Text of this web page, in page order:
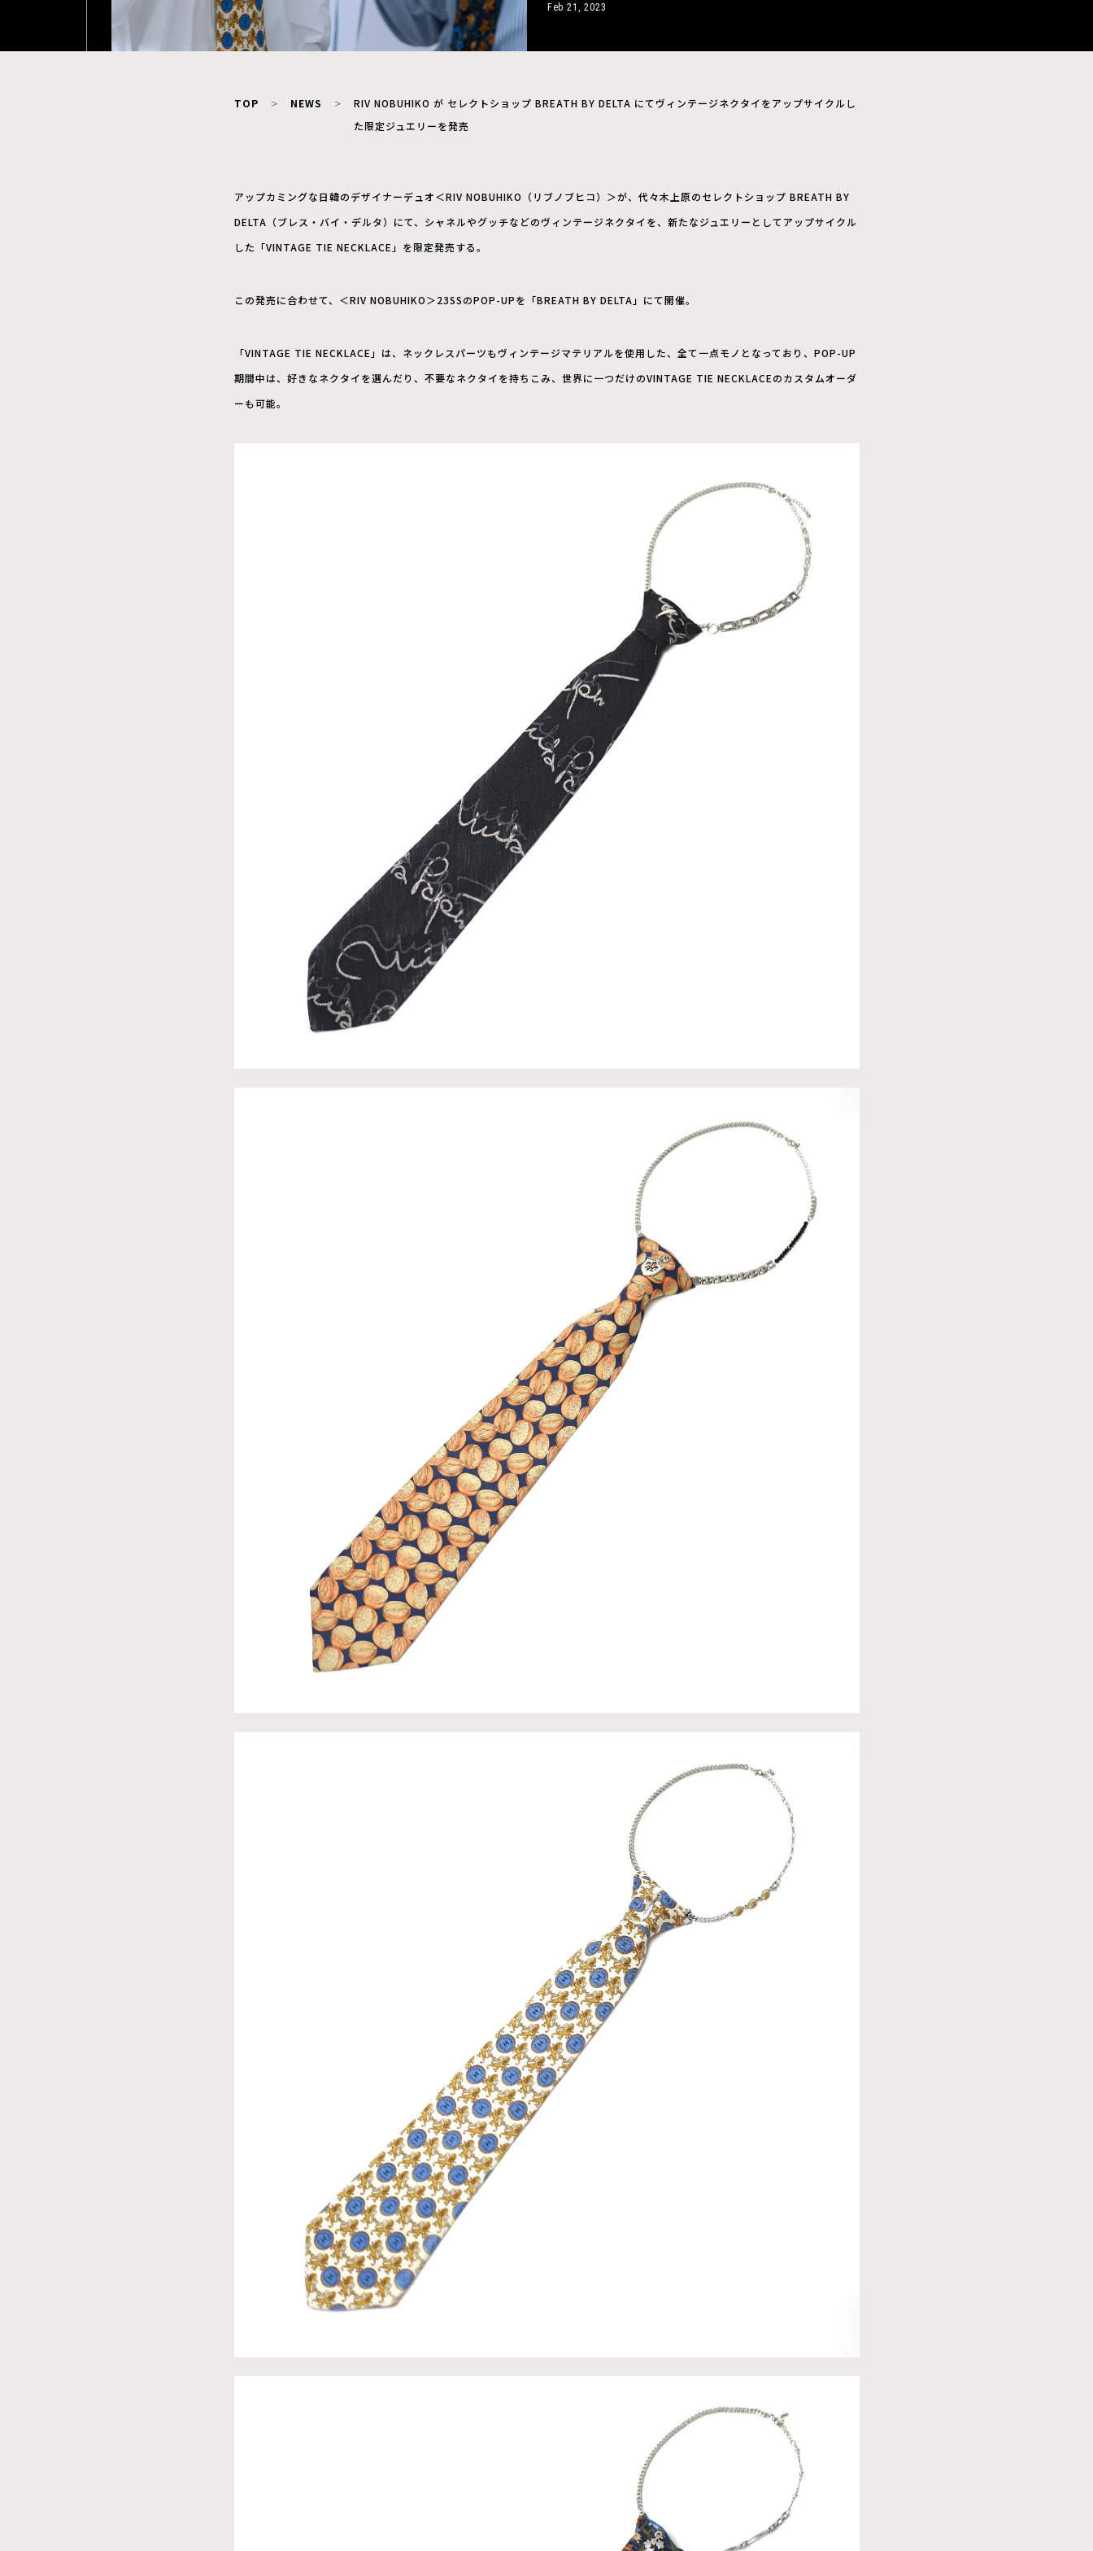
Feb 21, 2023
TOP NEWS
RIV NOBUHIKO が セレクトショップ BREATH BY DELTA にてヴィンテージネクタイをアップサイクルし
た限定ジュエリーを発売
アップカミングな日韓のデザイナーデュオ＜RIV NOBUHIKO（リブノブヒコ）＞が、代々木上原のセレクトショップ BREATH BY
DELTA（ブレス・バイ・デルタ）にて、シャネルやグッチなどのヴィンテージネクタイを、新たなジュエリーとしてアップサイクル
した「VINTAGE TIE NECKLACE」を限定発売する。
この発売に合わせて、＜RIV NOBUHIKO＞23SSのPOP-UPを「BREATH BY DELTA」にて開催。
「VINTAGE TIE NECKLACE」は、ネックレスパーツもヴィンテージマテリアルを使用した、全て一点モノとなっており、POP-UP
期間中は、好きなネクタイを選んだり、不要なネクタイを持ちこみ、世界に一つだけのVINTAGE TIE NECKLACEのカスタムオーダ
ーも可能。